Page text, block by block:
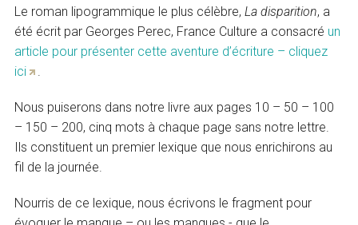
Le roman lipogrammique le plus célèbre,La disparition, a
été écrit par Georges Perec, France Culture a consacré un
article pour présenter cette aventure d’écriture – cliquez
ici
.
Nous puiserons dans notre livre aux pages 10 – 50 – 100
– 150 – 200, cinq mots à chaque page sans notre lettre.
Ils constituent un premier lexique que nous enrichirons au
fil de la journée.
Nourris de ce lexique, nous écrivons le fragment pour